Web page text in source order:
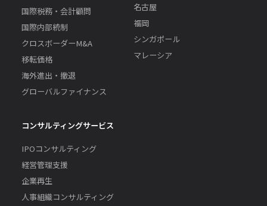
国際税務・会計顧問
国際内部統制
クロスボーダーM&A
移転価格
海外進出・撤退
グローバルファイナンス
コンサルティングサービス
IPOコンサルティング
経営管理支援
企業再生
人事組織コンサルティング
名古屋
福岡
シンガポール
マレーシア